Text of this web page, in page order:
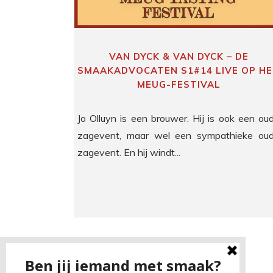
VAN DYCK & VAN DYCK – DE
SMAAKADVOCATEN S1#14 LIVE OP
MEUG-FESTIVAL
Jo Olluyn is een brouwer. Hij is ook een
zagevent, maar wel een sympathieke
zagevent. En hij windt...